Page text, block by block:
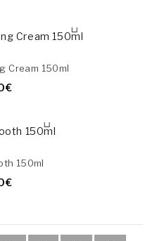
Cream 150ml
150ml